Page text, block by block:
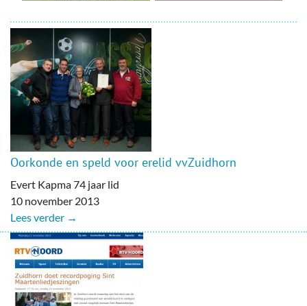
Oorkonde en speld voor erelid vvZuidhorn
Evert Kapma 74 jaar lid
10 november 2013
Lees verder →